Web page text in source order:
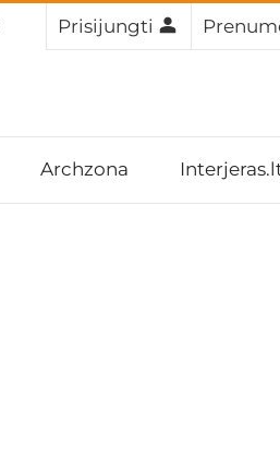
Prisijungti
Archzona